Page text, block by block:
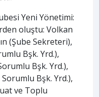
Yeni Yönetimi:
oluştu: Volkan
(Şube Sekreteri),
Bşk. Yrd.),
Bşk. Yrd.),
Bşk. Yrd.),
ve Toplu